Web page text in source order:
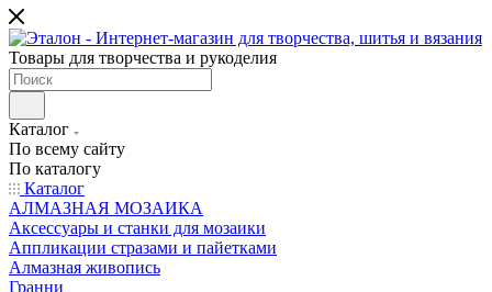
Товары для творчества и рукоделия
Каталог
По всему сайту
По каталогу
Каталог
АЛМАЗНАЯ МОЗАИКА
Аксессуары и станки для мозаики
Аппликации стразами и пайетками
Алмазная живопись
Гранни